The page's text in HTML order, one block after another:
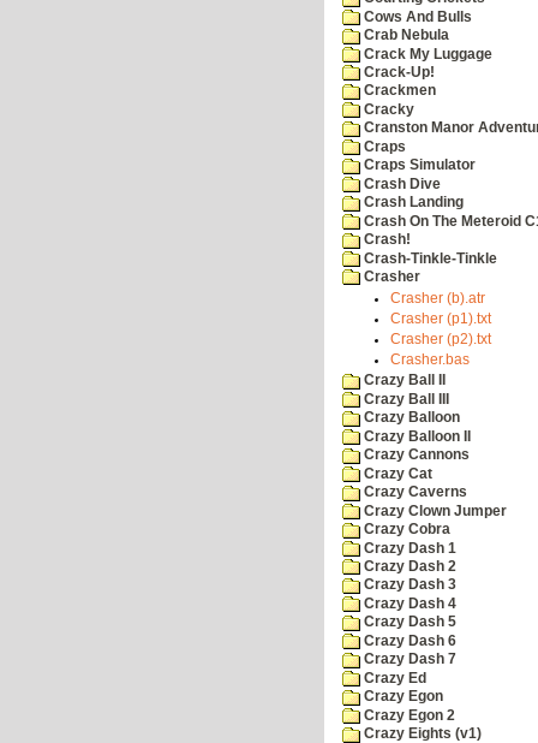
Cows And Bulls
Crab Nebula
Crack My Luggage
Crack-Up!
Crackmen
Cracky
Cranston Manor
Craps
Craps Simulator
Crash Dive
Crash Landing
Crash On The Meteroid
Crash!
Crash-Tinkle-Tinkle
Crasher
Crasher (b).atr
Crasher (p1).txt
Crasher (p2).txt
Crasher.bas
Crazy Ball II
Crazy Ball III
Crazy Balloon
Crazy Balloon II
Crazy Cannons
Crazy Cat
Crazy Caverns
Crazy Clown Jumper
Crazy Cobra
Crazy Dash 1
Crazy Dash 2
Crazy Dash 3
Crazy Dash 4
Crazy Dash 5
Crazy Dash 6
Crazy Dash 7
Crazy Ed
Crazy Egon
Crazy Egon 2
Crazy Eights (v1)